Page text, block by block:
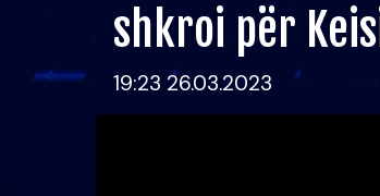
shkroi për
19:23 26.03.2023